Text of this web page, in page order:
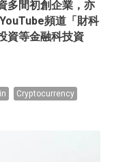
多間初創企業，亦
頻道「財科
資等金融科技資
Cryptocurrency